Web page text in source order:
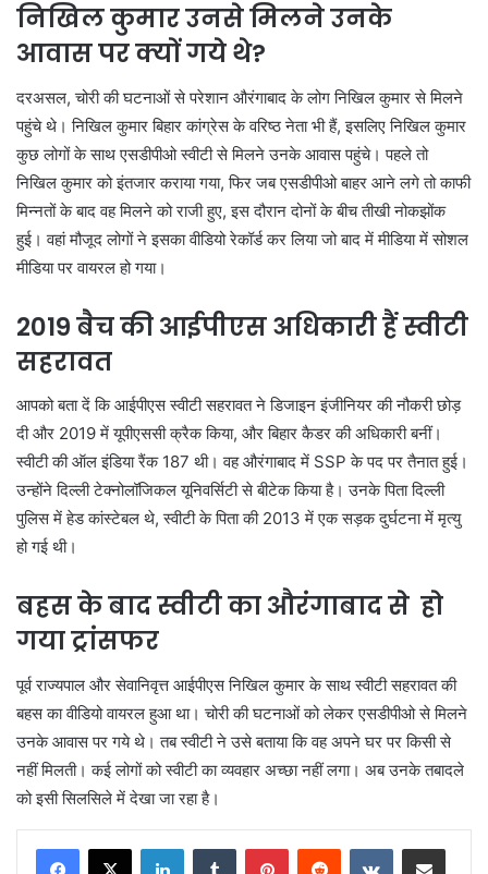
निखिल कुमार उनसे मिलने उनके
आवास पर क्यों गये थे?
दरअसल, चोरी की घटनाओं से परेशान औरंगाबाद के लोग निखिल कुमार से मिलने
पहुंचे थे। निखिल कुमार बिहार कांग्रेस के वरिष्ठ नेता भी हैं, इसलिए निखिल कुमार
कुछ लोगों के साथ एसडीपीओ स्वीटी से मिलने उनके आवास पहुंचे। पहले तो
निखिल कुमार को इंतजार कराया गया, फिर जब एसडीपीओ बाहर आने लगे तो काफी
मिन्नतों के बाद वह मिलने को राजी हुए, इस दौरान दोनों के बीच तीखी नोकझोंक
हुई। वहां मौजूद लोगों ने इसका वीडियो रेकॉर्ड कर लिया जो बाद में मीडिया में सोशल
मीडिया पर वायरल हो गया।
2019 बैच की आईपीएस अधिकारी हैं स्वीटी
सहरावत
आपको बता दें कि आईपीएस स्वीटी सहरावत ने डिजाइन इंजीनियर की नौकरी छोड़
दी और 2019 में यूपीएससी क्रैक किया, और बिहार कैडर की अधिकारी बनीं।
स्वीटी की ऑल इंडिया रैंक 187 थी। वह औरंगाबाद में SSP के पद पर तैनात हुई।
उन्होंने दिल्ली टेक्नोलॉजिकल यूनिवर्सिटी से बीटेक किया है। उनके पिता दिल्ली
पुलिस में हेड कांस्टेबल थे, स्वीटी के पिता की 2013 में एक सड़क दुर्घटना में मृत्यु
हो गई थी।
बहस के बाद स्वीटी का औरंगाबाद से हो
गया ट्रांसफर
पूर्व राज्यपाल और सेवानिवृत्त आईपीएस निखिल कुमार के साथ स्वीटी सहरावत की
बहस का वीडियो वायरल हुआ था। चोरी की घटनाओं को लेकर एसडीपीओ से मिलने
उनके आवास पर गये थे। तब स्वीटी ने उसे बताया कि वह अपने घर पर किसी से
नहीं मिलती। कई लोगों को स्वीटी का व्यवहार अच्छा नहीं लगा। अब उनके तबादले
को इसी सिलसिले में देखा जा रहा है।
LinkedInTumblr PinterestReddit VKontakteShare via Email